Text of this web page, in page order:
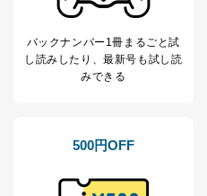
、遅滞なくこれに応じま
ずれかに該当する場合は、
はできません。そのとき
は公表することによって
、財産その他の権利利益を
又は公表することによって
バックナンバー1冊まるごと試
し読み したり、最新号も試し読
みできる
500円OFF